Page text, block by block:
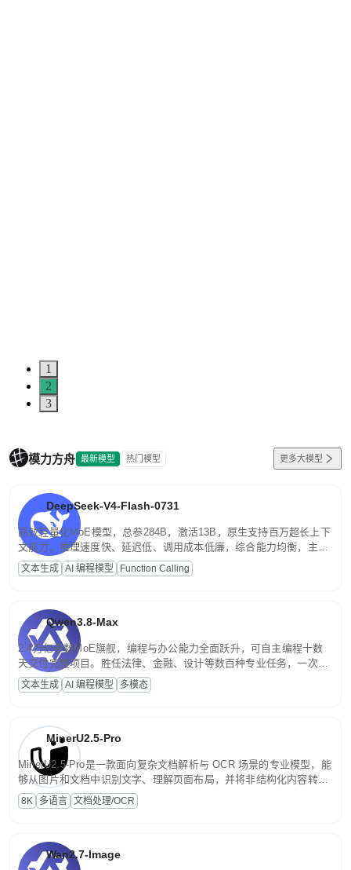
1
2
3
模力方舟 最新模型 热门模型 更多大模型
DeepSeek-V4-Flash-0731
高效轻量化MoE模型，总参284B，激活13B，原生支持百万超长上下
文能力。推理速度快、延迟低、调用成本低廉，综合能力均衡，主打
高并发、轻量化任务，适合日常对话、内容创作、基础 RAG、批量
文案处理等普惠刚需场景。
文本生成 AI 编程模型 Function Calling
Qwen3.8-Max
2.4万亿参数MoE旗舰，编程与办公能力全面跃升，可自主编程十数
天交付完整项目。胜任法律、金融、设计等数百种专业任务，一次对
话端到端交付生产级成果。原生视觉理解贯穿规划、执行与验证全流
程，支持超长文档与长视频的深度语义解析。长程任务中自主规划与
文本生成 AI 编程模型 多模态
MinerU2.5-Pro
MinerU2.5-Pro是一款面向复杂文档解析与 OCR 场景的专业模型，能
够从图片和文档中识别文字、理解页面布局，并将非结构化内容转换
为便于存储、检索和二次处理的结构化结果。
8K 多语言 文档处理/OCR
Wan2.7-Image